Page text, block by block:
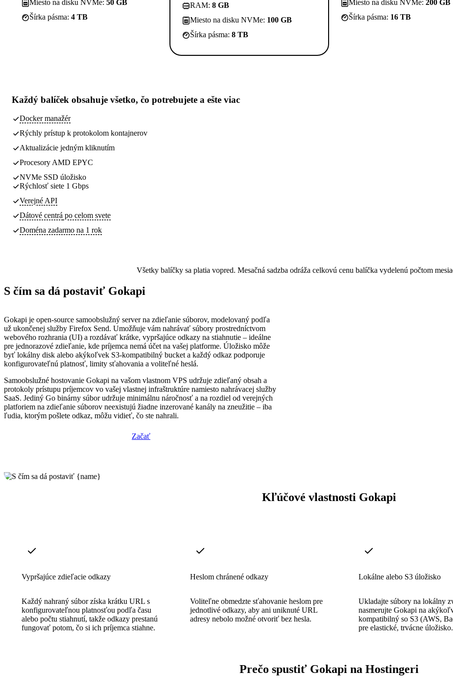
Miesto na disku NVMe: 50 GB
Šírka pásma: 4 TB
RAM: 8 GB
Miesto na disku NVMe: 100 GB
Šírka pásma: 8 TB
Miesto na disku NVMe: 200 GB
Šírka pásma: 16 TB
Každý balíček obsahuje všetko, čo potrebujete a ešte viac
Docker manažér
Rýchly prístup k protokolom kontajnerov
Aktualizácie jedným kliknutím
Procesory AMD EPYC
NVMe SSD úložisko
Rýchlosť siete 1 Gbps
Verejné API
Dátové centrá po celom svete
Doména zadarmo na 1 rok
Všetky balíčky sa platia vopred. Mesačná sadzba odráža celkovú cenu balíčka vydelenú počtom
S čím sa dá postaviť Gokapi
Gokapi je open-source samoobslužný server na zdieľanie súborov, modelovaný podľa
už ukončenej služby Firefox Send. Umožňuje vám nahrávať súbory prostredníctvom
webového rozhrania (UI) a rozdávať krátke, vypršajúce odkazy na stiahnutie – ideálne
pre jednorazové zdieľanie, kde príjemca nemá účet na vašej platforme. Úložisko môže
byť lokálny disk alebo akýkoľvek S3-kompatibilný bucket a každý odkaz podporuje
konfigurovateľnú platnosť, limity sťahovania a voliteľné heslá.
Samoobslužné hostovanie Gokapi na vašom vlastnom VPS udržuje zdieľaný obsah a
protokoly prístupu príjemcov vo vašej vlastnej infraštruktúre namiesto nahrávacej služby
SaaS. Jediný Go binárny súbor udržuje minimálnu náročnosť a na rozdiel od verejných
platforiem na zdieľanie súborov neexistujú žiadne inzerované kanály na zneužitie – iba
ľudia, ktorým pošlete odkaz, môžu vidieť, čo ste nahrali.
Začať
Kľúčové vlastnosti Gokapi
Vypršajúce zdieľacie odkazy
Každý nahraný súbor získa krátku URL s
konfigurovateľnou platnosťou podľa času
alebo počtu stiahnutí, takže odkazy prestanú
fungovať potom, čo si ich príjemca stiahne.
Heslom chránené odkazy
Voliteľne obmedzte sťahovanie heslom pre
jednotlivé odkazy, aby ani uniknuté URL
adresy nebolo možné otvoriť bez hesla.
Lokálne alebo S3 úložisko
Ukladajte súbory na lokálny
nasmerujte Gokapi na
kompatibilný so S3 (AWS,
pre elastické, trvácne úložisko.
Prečo spustiť Gokapi na Hostingeri